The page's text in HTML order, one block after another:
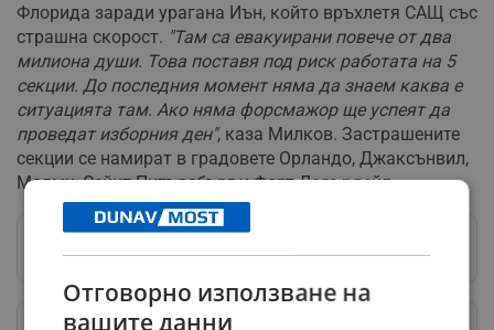
Флорида заради урагана Иън, който връхлетя САЩ със
страшна скорост. "Там са евакуирани повече от два
милиона души. Това поставя под риск работата на 5
секции. До последния момент няма да знаем каква е
ситуацията там. Ако няма форсмажор ще успеят да
проведат изборния ден", каза Милков. Застрашените
секции се намират в градовете Орландо, Джаксънвил,
Маями, Сейнт Питърсбърг и Форт Лодърдейл.
Отговорно използване на
вашите данни